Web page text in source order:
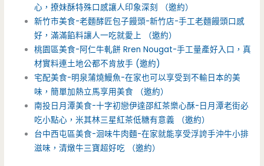
心，撩妹酥特殊口感讓人印象深刻 （邀約）
新竹市美食-老麵酵匠包子饅頭-新竹店-手工老麵饅頭口感
好，滿滿餡料讓人一吃就愛上 （邀約）
桃園區美食-阿仁牛軋餅 Rren Nougat-手工量產好入口，真
材實料連土地公都不肯放手 (邀約)
宅配美食-明泉蒲燒鰻魚-在家也可以享受到不輸日本的美
味，簡單加熱立馬享用美食 （邀約）
南投日月潭美食-十字初戀伊達邵紅茶樂心酥-日月潭老街必
吃小點心，米其林三星紅茶低糖有意義 （邀約）
台中西屯區美食-洄味牛肉麵-在家就能享受浮誇手沖牛小排
滋味，清燉牛三寶超好吃 （邀約）